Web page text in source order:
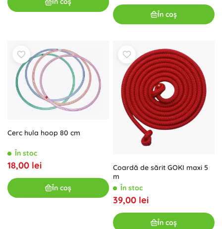
În coș
Cerc hula hoop 80 cm
În stoc
18,00 lei
În coș
Coardă de sărit GOKI maxi 5
m
În stoc
39,00 lei
În coș